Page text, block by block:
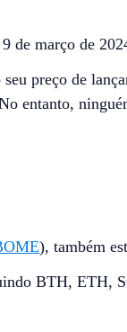
de março de
preço de
entanto,
), também
BTH, ETH,